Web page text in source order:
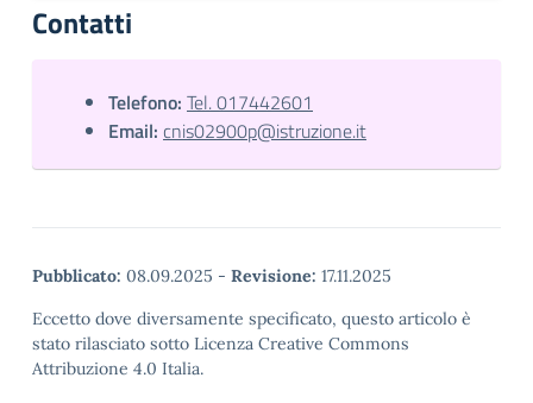
Contatti
Telefono: Tel. 017442601
Email: cnis02900p@istruzione.it
Pubblicato: 08.09.2025 - Revisione: 17.11.2025
Eccetto dove diversamente specificato, questo articolo è
stato rilasciato sotto Licenza Creative Commons
Attribuzione 4.0 Italia.